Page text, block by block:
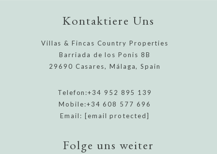
Kontaktiere Uns
Villas & Fincas Country Properties
Barriada de los Ponis 8B
29690 Casares, Málaga, Spain
Telefon:+34 952 895 139
Mobile:+34 608 577 696
Email: [email protected]
Folge uns weiter